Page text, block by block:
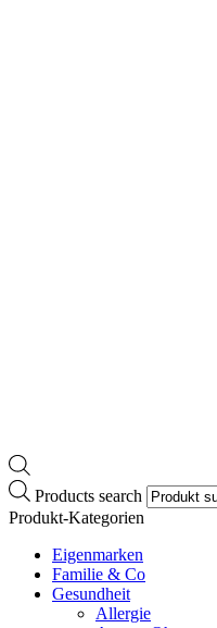
Products search
Produkt-Kategorien
Eigenmarken
Familie & Co
Gesundheit
Allergie